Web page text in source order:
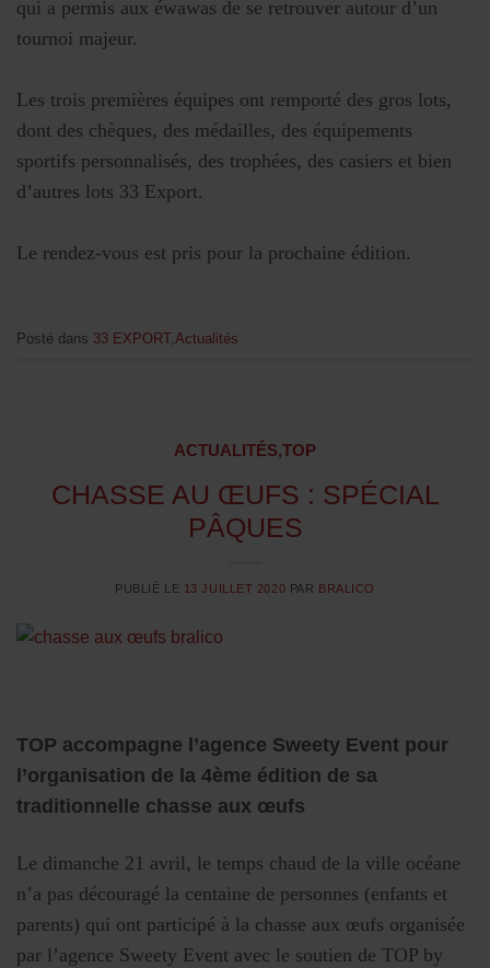
qui a permis aux éwawas de se retrouver autour d’un
tournoi majeur.
Les trois premières équipes ont remporté des gros lots,
dont des chèques, des médailles, des équipements
sportifs personnalisés, des trophées, des casiers et bien
d’autres lots 33 Export.
Le rendez-vous est pris pour la prochaine édition.
Posté dans 33 EXPORT, Actualités
ACTUALITÉS,TOP
CHASSE AU ŒUFS : SPÉCIAL
PÂQUES
PUBLIÉ LE 13 JUILLET 2020 PAR BRALICO
TOP accompagne l’agence Sweety Event pour
l’organisation de la 4ème édition de sa
traditionnelle chasse aux œufs
Le dimanche 21 avril, le temps chaud de la ville océane
n’a pas découragé la centaine de personnes (enfants et
parents) qui ont participé à la chasse aux œufs organisée
par l’agence Sweety Event avec le soutien de TOP by